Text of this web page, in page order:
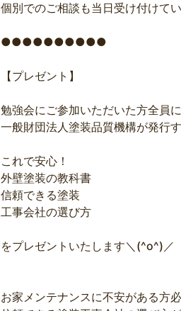
個別でのご相談も当日受け付けてい
●●●●●●●●●●
【プレゼント】
勉強会にご参加いただいた方全員に
一般財団法人塗装品質機構が発行
これで安心！
外壁塗装の教科書
信頼できる塗装
工事会社の選び方
をプレゼントいたします＼(^o^)／
お家メンテナンスに不安がある方必